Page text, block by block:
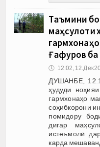
Таъмини
маҳсулоти
Ғафуров
🕔 12:02, 12.Дек
ДУШАНБЕ,
ҳудуди
гармхонаҳо
соҳибкорони
помидору
дигар
истеъмолӣ
карда